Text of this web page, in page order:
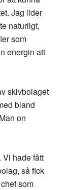
Jag lider
naturligt,
som
energin att
skivbolaget
bland
on
Vi hade fått
så fick
som